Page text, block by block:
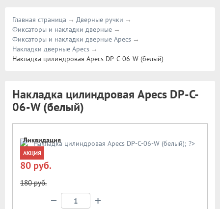
Главная страница
Дверные ручки
Фиксаторы и накладки дверные
Фиксаторы и накладки дверные Apecs
Накладки дверные Apecs
Накладка цилиндровая Apecs DP-C-06-W (белый)
Накладка цилиндровая Apecs DP-C-
06-W (белый)
Ликвидация
АКЦИЯ
80 руб.
180 руб.
− +